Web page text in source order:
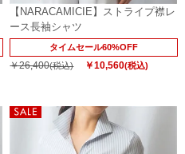
【NARACAMICIE】ストライプ襟レ
ース長袖シャツ
タイムセール60%OFF
￥26,400(税込) ￥10,560(税込)